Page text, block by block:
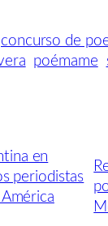
concurso de
poémame
en
periodistas